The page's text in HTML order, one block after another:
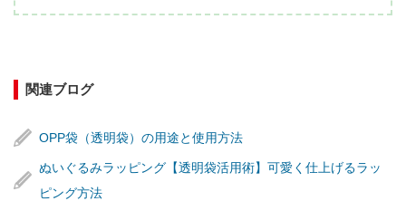
関連ブログ
OPP袋（透明袋）の用途と使用方法
ぬいぐるみラッピング【透明袋活用術】可愛く仕上げるラッ
ピング方法